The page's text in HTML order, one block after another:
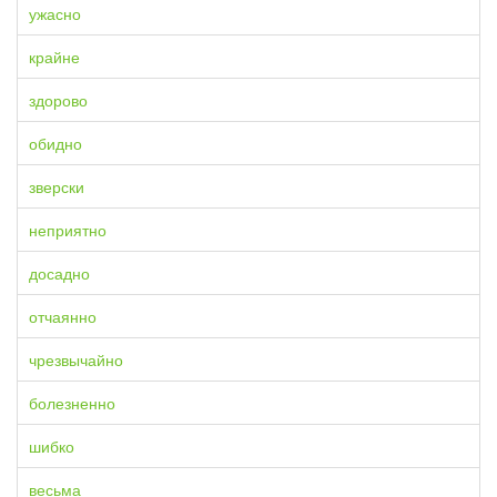
ужасно
крайне
здорово
обидно
зверски
неприятно
досадно
отчаянно
чрезвычайно
болезненно
шибко
весьма